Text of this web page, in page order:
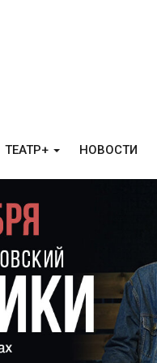
ТЕАТР+ НОВОСТИ